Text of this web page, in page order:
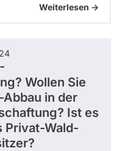
Weiterlesen ->
Wollen Sie
in der
Ist es
Privat-Wald-